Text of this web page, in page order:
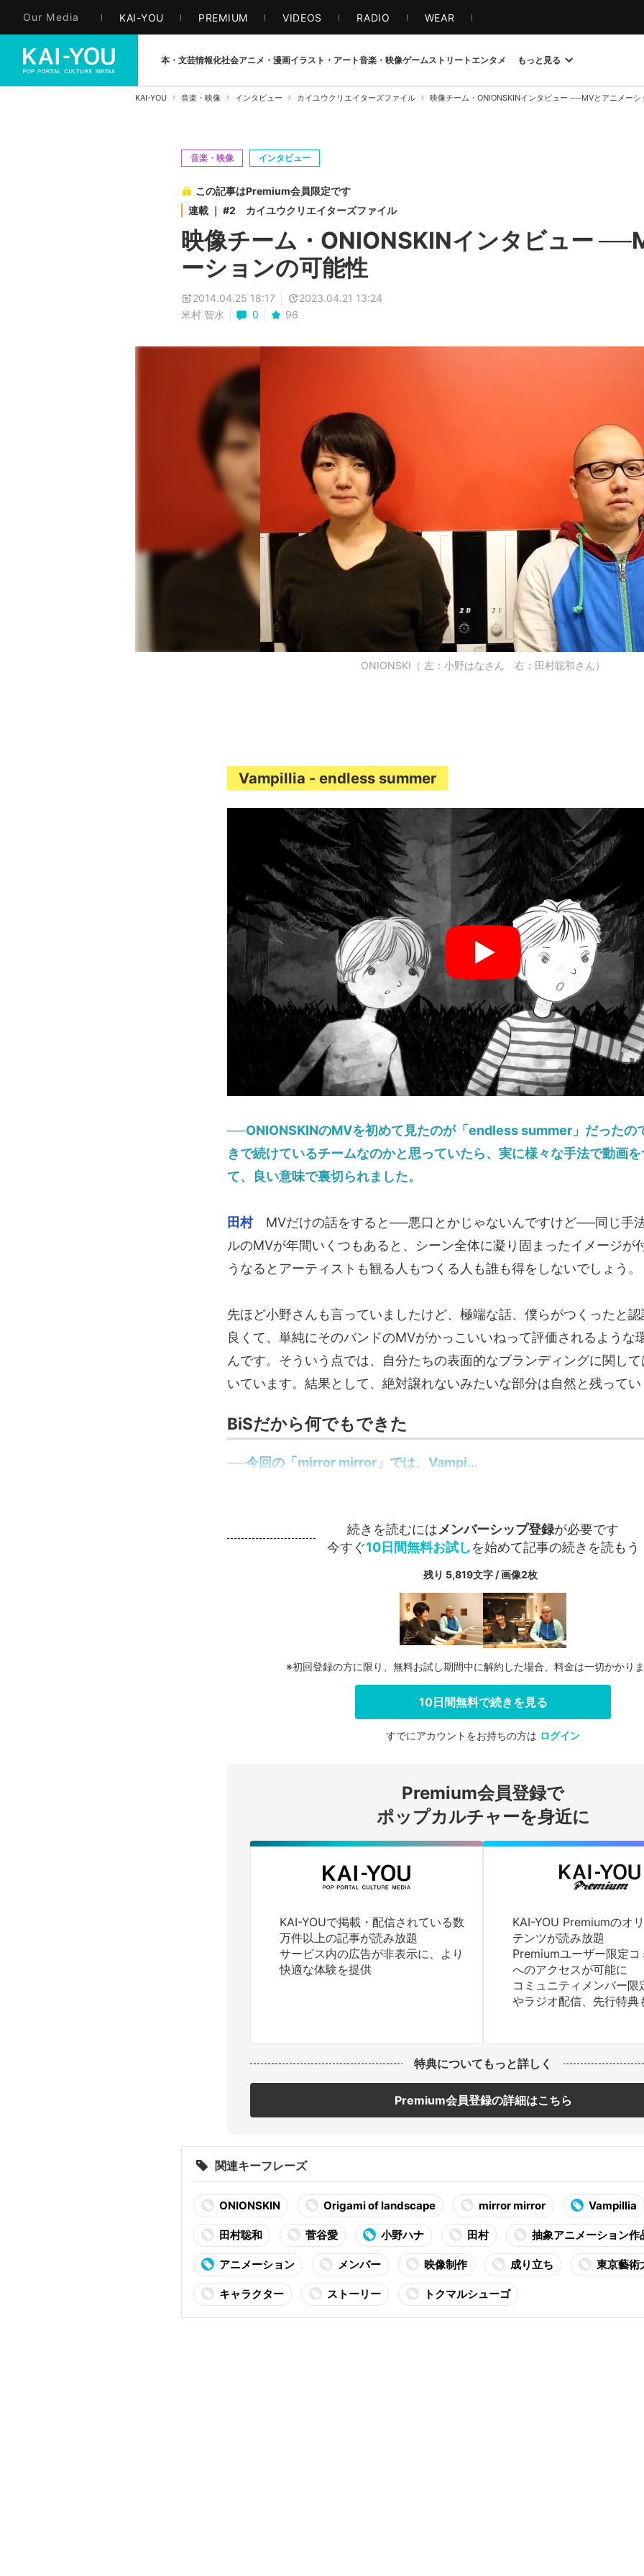
Our Media KAI-YOU PREMIUM VIDEOS RADIO WEAR
本・文芸情報化社会アニメ・漫画イラスト・アート音楽・映像ゲームストリート エンタメ もっと見る
KAI-YOU 音楽・映像 インタビュー カイユウクリエイターズファイル 映像チーム・ONIONSKINインタビュー ──MVとアニメーシ
音楽・映像 インタビュー
この記事はPremium会員限定です
連載 ｜ #2 カイユウクリエイターズファイル
映像チーム・ONIONSKINインタビュー
ーションの可能性
2014.04.25 18:17
2023.04.21 13:24
米村 智水
0 96
ONIONSKI（ 左：小野はなさん 右：田村聡和さん）
Vampillia - endless summer
──ONIONSKINのMVを初めて見たのが「endless summer」だったの
きで続けているチームなのかと思っていたら、実に様々な手法で動画
て、良い意味で裏切られました。
田村MVだけの話をすると──悪口とかじゃないんですけど──同じ手
ルのMVが年間いくつもあると、シーン全体に凝り固まったイメージが
うなるとアーティストも観る人もつくる人も誰も得をしないでしょう。
先ほど小野さんも言っていましたけど、極端な話、僕らがつくったと
良くて、単純にそのバンドのMVがかっこいいねって評価されるような
んです。そういう点では、自分たちの表面的なブランディングに関し
いています。結果として、絶対譲れないみたいな部分は自然と残ってい
BiSだから何でもできた
──今回の「mirror mirror」では、Vampi...
続きを読むにはメンバーシップ登録が必要です
今すぐ10日間無料お試しを始めて記事の続きを読もう
残り 5,819文字 / 画像2枚
ログインする
※初回登録の方に限り、無料お試し期間中に解約した場合、料金は一切かかりま
10日間無料で続きを見る
すでにアカウントをお持ちの方は ログイン
Premium会員登録で
ポップカルチャーを身近に
KAI-YOUで掲載・配信されている数
万件以上の記事が読み放題
サービス内の広告が非表示に、より
快適な体験を提供
KAI-YOU Premiumのオ
テンツが読み放題
Premiumユーザー限定コ
へのアクセスが可能に
コミュニティメンバー限
やラジオ配信、先行特典
特典についてもっと詳しく
Premium会員登録の詳細はこちら
関連キーフレーズ
ONIONSKIN Origami of landscape mirror mirror Vampillia
田村聡和 菅谷愛 小野ハナ 田村 抽象アニメーション作
アニメーション メンバー 映像制作 成り立ち 東京藝術
キャラクター ストーリー トクマルシューゴ